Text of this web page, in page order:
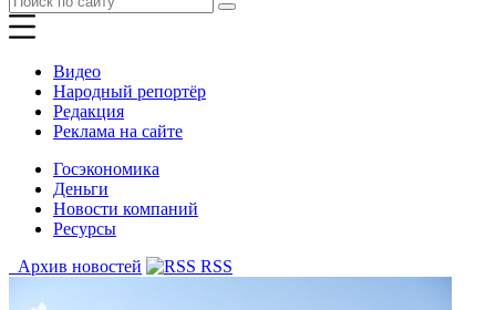
Видео
Народный репортёр
Редакция
Реклама на сайте
Госэкономика
Деньги
Новости компаний
Ресурсы
Архив новостей
RSS